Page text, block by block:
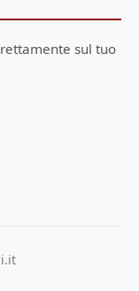
sul tuo